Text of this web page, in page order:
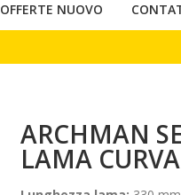
OFFERTE NUOVO
ARCHMAN
LAMA